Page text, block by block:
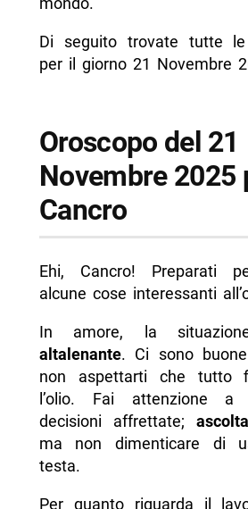
Di seguito trovate tutte
per il giorno 21 Novembre
Oroscopo del 21
Novembre 2025
Cancro
Ehi, Cancro! Preparati
alcune cose interessanti
In amore, la
altalenante. Ci sono
non aspettarti che tutto
l’olio. Fai attenzione a
decisioni affrettate;
ma non dimenticare di
testa.
Per quanto riguarda il